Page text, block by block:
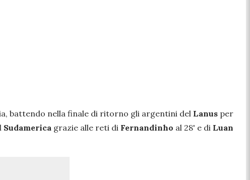
battendo nella finale di ritorno gli argentini del Lanus per
Sudamerica grazie alle reti di Fernandinho al 28' e di Luan